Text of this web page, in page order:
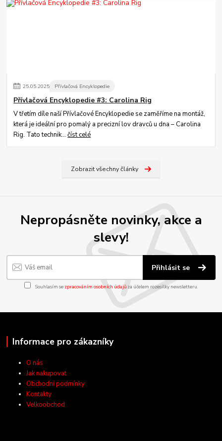
25.05.2025 Přívlačová Encyklopedie
Přívlačová Encyklopedie #3: Carolina Rig
V třetím díle naší Přívlačové Encyklopedie se zaměříme na montáž,
která je ideální pro pomalý a precizní lov dravců u dna – Carolina
Rig. Tato technik...číst celé
Zobrazit všechny články
Nepropásněte novinky, akce a
slevy!
Přihlásit se
Souhlasím se zpracováním osobních údajůza účelem rozesílky newsletteru.
Informace pro zákazníky
O nás
Jak nakupovat
Obchodní podmínky
Kontakty
Velkoobchod